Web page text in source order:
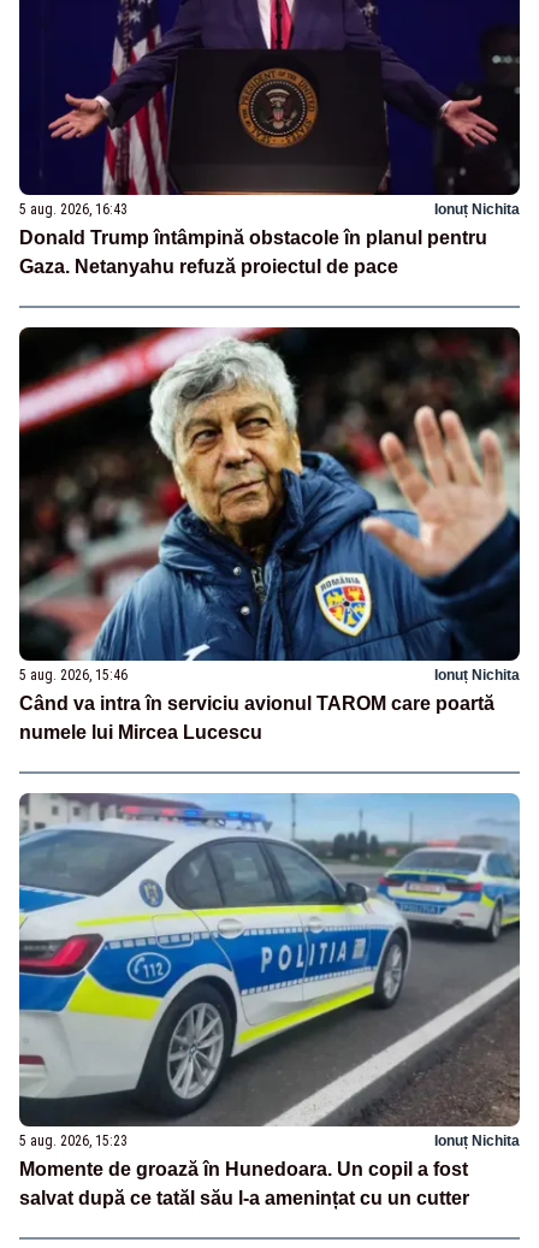
5 aug. 2026, 16:43 Ionuț Nichita
Donald Trump întâmpină obstacole în planul pentru
Gaza. Netanyahu refuză proiectul de pace
5 aug. 2026, 15:46 Ionuț Nichita
Când va intra în serviciu avionul TAROM care poartă
numele lui Mircea Lucescu
5 aug. 2026, 15:23 Ionuț Nichita
Momente de groază în Hunedoara. Un copil a fost
salvat după ce tatăl său l-a amenințat cu un cutter